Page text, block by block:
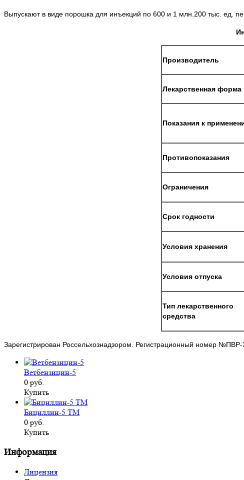
Выпускают в виде порошка для инъекций по 600 и 1 млн.200 тыс. ед.
Производитель
Лекарственная форма
Показания к
Противопоказания
Ограничения
Срок годности
Условия хранения
Условия отпуска
Тип лекарственного
средства
Зарегистрирован Россельхознадзором. Регистрационный номер №ПВР-
Ветбензицин-5
0 руб.
Купить
Бициллин-5 ТМ
0 руб.
Купить
Информация
Лицензия